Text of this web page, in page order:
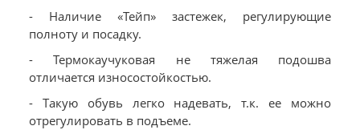
- Наличие «Тейп» застежек, регулирующие
полноту и посадку.
- Термокаучуковая не тяжелая подошва
отличается износостойкостью.
- Такую обувь легко надевать, т.к. ее можно
отрегулировать в подъеме.